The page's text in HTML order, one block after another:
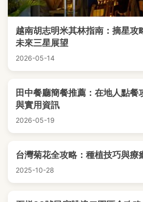
越南胡志明米其林指南：摘星攻
未來三星展望
2026-05-14
田中餐廳簡餐推薦：在地人點餐
與實用資訊
2026-05-19
台灣菊花全攻略：種植技巧與療
2025-10-28